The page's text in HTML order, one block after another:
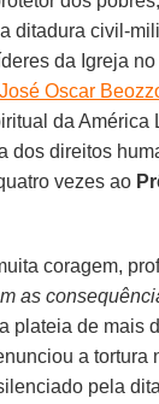
ditadura civil-
da Igreja
José Oscar
da América
dos direitos
vezes ao
coragem,
as
plateia de mais
a tortura
pela